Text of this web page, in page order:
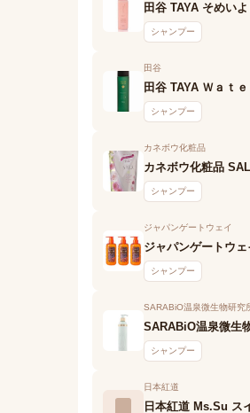
田谷 TAYA そめい
シャンプー
田谷
田谷 TAYA Ｗａｔ
シャンプー
カネボウ化粧品
カネボウ化粧品
シャンプー
ジャパンゲートウェイ
ジャパンゲートウ
シャンプー
SARABiO温泉微生物研究
SARABiO温泉微生
シャンプー
日本紅道
日本紅道 Ms.Su ス